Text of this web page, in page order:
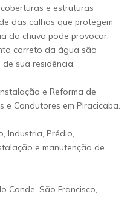
e estruturas
das calhas que protegem
da chuva pode provocar,
correto da água são
sua residência.
e Reforma de
e Condutores em Piracicaba.
Industria, Prédio,
e manutenção de
Conde, São Francisco,